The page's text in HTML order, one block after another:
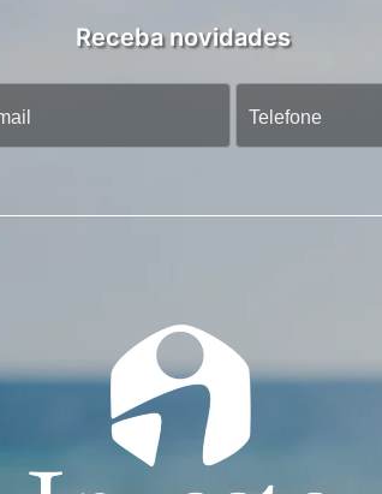
Receba novidades